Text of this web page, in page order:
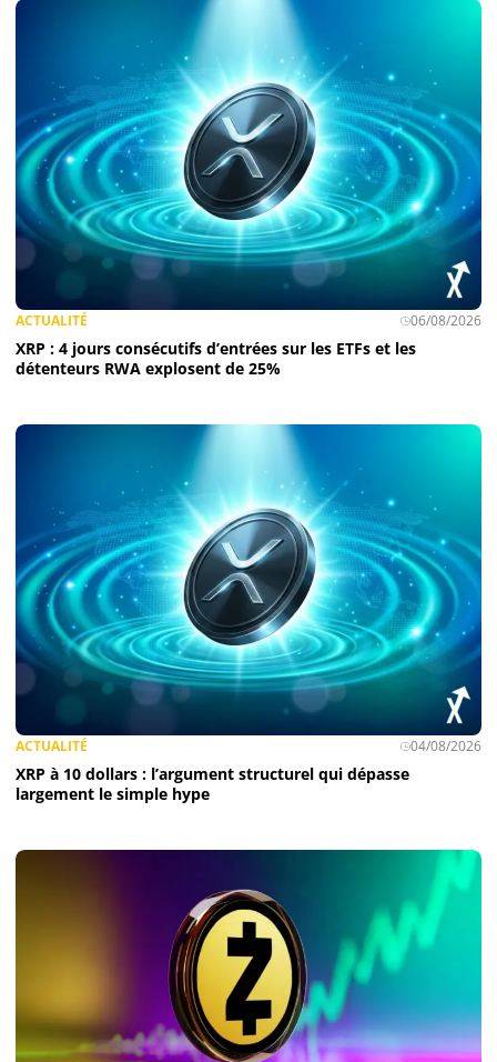
ACTUALITÉ 06/08/2026
XRP : 4 jours consécutifs d’entrées sur les ETFs et les
détenteurs RWA explosent de 25%
ACTUALITÉ 04/08/2026
XRP à 10 dollars : l’argument structurel qui dépasse
largement le simple hype